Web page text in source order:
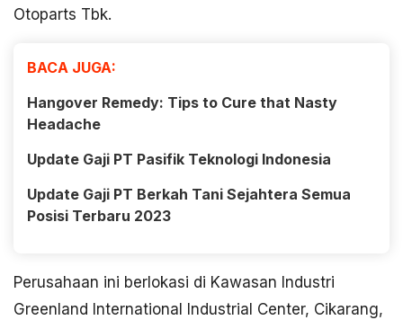
Otoparts Tbk.
BACA JUGA:
Hangover Remedy: Tips to Cure that Nasty
Headache
Update Gaji PT Pasifik Teknologi Indonesia
Update Gaji PT Berkah Tani Sejahtera Semua
Posisi Terbaru 2023
Perusahaan ini berlokasi di Kawasan Industri
Greenland International Industrial Center, Cikarang,